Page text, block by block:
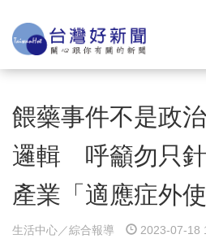
餵藥事件不是政
邏輯 呼籲勿只
產業「適應症外使
生活中心／綜合報導 2023-07-18